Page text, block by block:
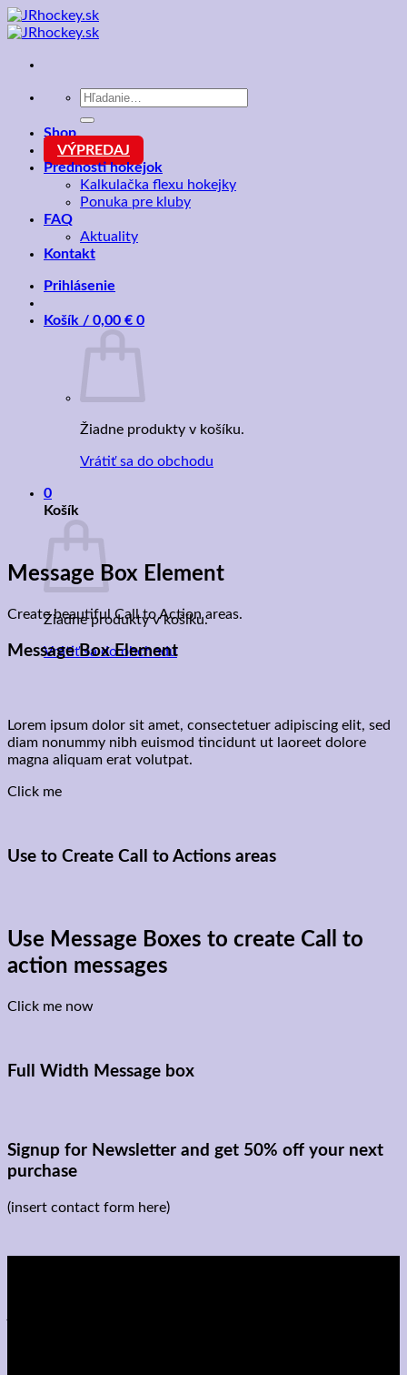
Skip
to
Hľadať:
Shop
VÝPREDAJ
Prednosti hokejok
Kalkulačka flexu hokejky
Ponuka pre kluby
FAQ
Aktuality
Kontakt
Prihlásenie
Košík / 0,00 € 0
Žiadne produkty v košíku.
Vrátiť sa do obchodu
0
Košík
Žiadne produkty v košíku.
Vrátiť sa do obchodu
Message Box Element
Create beautiful Call to Action areas.
Message Box Element
Lorem ipsum dolor sit amet, consectetuer adipiscing elit, sed
diam nonummy nibh euismod tincidunt ut laoreet dolore
magna aliquam erat volutpat.
Click me
Use to Create Call to Actions areas
Use Message Boxes to create Call to
action messages
Click me now
Full Width Message box
Signup for Newsletter and get 50% off your next
purchase
(insert contact form here)